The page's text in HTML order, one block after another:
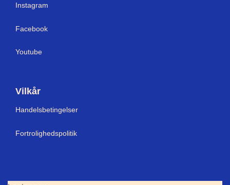
Instagram
Facebook
Youtube
Vilkår
Handelsbetingelser
Fortrolighedspolitik